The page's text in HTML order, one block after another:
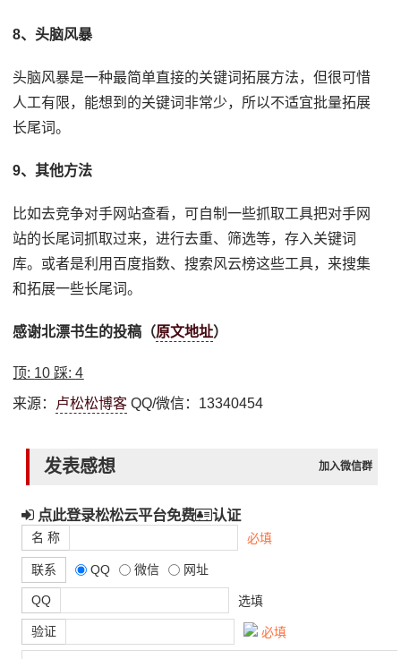
8、头脑风暴
头脑风暴是一种最简单直接的关键词拓展方法，但很可惜
人工有限，能想到的关键词非常少，所以不适宜批量拓展
长尾词。
9、其他方法
比如去竞争对手网站查看，可自制一些抓取工具把对手网
站的长尾词抓取过来，进行去重、筛选等，存入关键词
库。或者是利用百度指数、搜索风云榜这些工具，来搜集
和拓展一些长尾词。
感谢北漂书生的投稿（原文地址）
顶: 10 踩:4
来源： 卢松松博客 QQ/微信：13340454
发表感想 加入微信群
点此登录松松云平台免费 认证
名 称 必填
联系 QQ 微信 网址
QQ 选填
验证 必填